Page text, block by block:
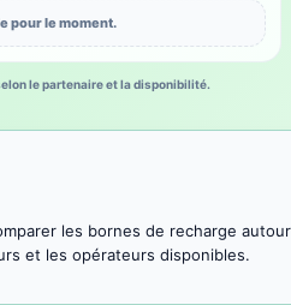
pour le moment.
le partenaire et la disponibilité.
les bornes de recharge
et les opérateurs disponibles.